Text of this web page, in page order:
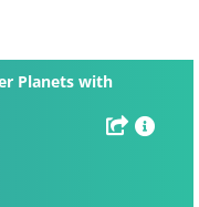
Planets with